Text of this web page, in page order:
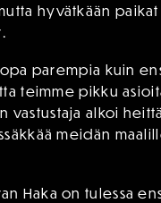
hyvätkään
parempia kuin
teimme pikku
vastustaja alkoi
meidän
Haka on tulessa